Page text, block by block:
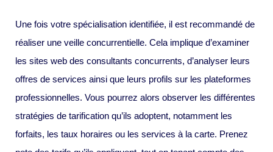
Une fois votre spécialisation identifiée, il est recommandé de
réaliser une veille concurrentielle. Cela implique d’examiner
les sites web des consultants concurrents, d’analyser leurs
offres de services ainsi que leurs profils sur les plateformes
professionnelles. Vous pourrez alors observer les différentes
stratégies de tarification qu’ils adoptent, notamment les
forfaits, les taux horaires ou les services à la carte. Prenez